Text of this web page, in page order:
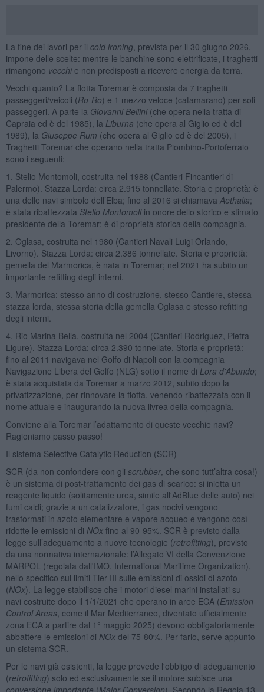
La fine dei lavori per il cold ironing, prevista per il 30 giugno 2026,
impone delle scelte: mentre le banchine sono elettrificate, i traghetti
rimangono vecchie non predisposti a ricevere energia da terra.
Vecchi quanto? La flotta Toremar è composta da 7 traghetti
passeggeri/veicoli (Ro-Ro) e 1 mezzo veloce (catamarano) per soli
passeggeri. A parte la Giovanni Bellini (che opera nella tratta di
Capraia ed è del 1985), la Liburna (che opera al Giglio ed è del
1989), la Giuseppe Rum (che opera al Giglio ed è del 2005), i
Traghetti Toremar che operano nella tratta Piombino-Portoferraio
sono i seguenti:
1. Stelio Montomoli, costruita nel 1988 (Cantieri Fincantieri di
Palermo). Stazza Lorda: circa 2.915 tonnellate. Storia e proprietà: è
una delle navi simbolo dell’Elba; fino al 2016 si chiamava Aethalia;
è stata ribattezzata Stelio Montomoliin onore dello storico e stimato
presidente della Toremar; è di proprietà storica della compagnia.
2. Oglasa, costruita nel 1980 (Cantieri Navali Luigi Orlando,
Livorno). Stazza Lorda: circa 2.386 tonnellate. Storia e proprietà:
gemella del Marmorica, è nata in Toremar; nel 2021 ha subito un
importante refitting degli interni.
3. Marmorica: stesso anno di costruzione, stesso Cantiere, stessa
stazza lorda, stessa storia della gemella Oglasa e stesso refitting
degli interni.
4. Rio Marina Bella, costruita nel 2004 (Cantieri Rodriguez, Pietra
Ligure). Stazza Lorda: circa 2.390 tonnellate. Storia e proprietà:
fino al 2011 navigava nel Golfo di Napoli con la compagnia
Navigazione Libera del Golfo (NLG) sotto il nome di Lora d'Abundo;
è stata acquistata da Toremar a marzo 2012, subito dopo la
privatizzazione, per rinnovare la flotta, venendo ribattezzata con il
nome attuale e inaugurando la nuova livrea della compagnia.
Conviene alla Toremar l’adattamento di queste vecchie navi?
Ragioniamo passo passo!
Il sistema Selective Catalytic Reduction (SCR)
SCR (da non confondere con gli scrubber, che sono tutt’altra cosa!)
è un sistema di post-trattamento dei gas di scarico: si inietta un
reagente liquido (solitamente urea, simile all'AdBlue delle auto) nei
fumi caldi; grazie a un catalizzatore, i gas nocivi vengono
trasformati in azoto elementare e vapore acqueo e vengono così
ridotte le emissioni di NOxfino al 90-95%. SCR è previsto dalla
legge sull’adeguamento a nuove tecnologie (retrofitting), previsto
da una normativa internazionale: l’Allegato VI della Convenzione
MARPOL (regolata dall'IMO, International Maritime Organization),
nello specifico sui limiti Tier III sulle emissioni di ossidi di azoto
(NOx). La legge stabilisce che i motori diesel marini installati su
navi costruite dopo il 1/1/2021 che operano in aree ECA (Emission
Control Areas, come il Mar Mediterraneo, diventato ufficialmente
zona ECA a partire dal 1° maggio 2025) devono obbligatoriamente
abbattere le emissioni di NOxdel 75-80%. Per farlo, serve appunto
un sistema SCR.
Per le navi già esistenti, la legge prevede l'obbligo di adeguamento
(retrofitting) solo ed esclusivamente se il motore subisce una
conversione importante (Major Conversion). Secondo la Regola 13